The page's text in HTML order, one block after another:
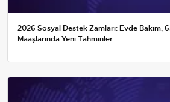
2026 Sosyal Destek Zamları: Evde Bakım,
Maaşlarında Yeni Tahminler